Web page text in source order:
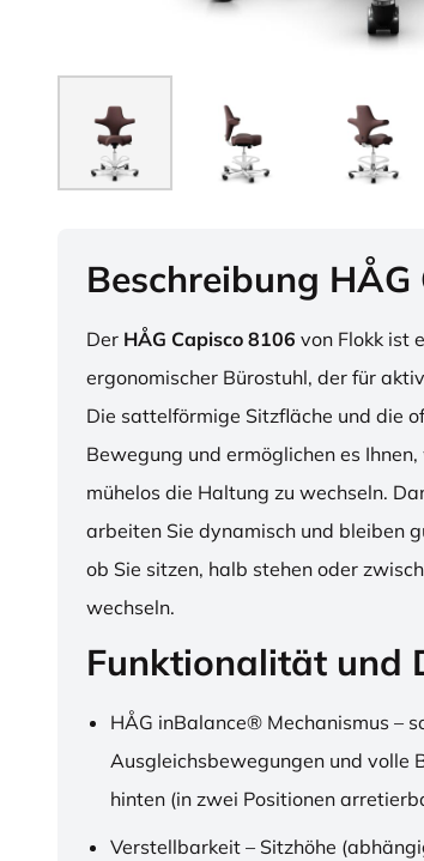
Beschreibung
Der HÅG Capisco 8106 von Flokk ist
ergonomischer Bürostuhl, der für
Die sattelförmige Sitzfläche und die
Bewegung und ermöglichen es
mühelos die Haltung zu wechseln.
arbeiten Sie dynamisch und bleiben
ob Sie sitzen, halb stehen oder
wechseln.
Funktionalität und
HÅG inBalance® Mechanismus –
Ausgleichsbewegungen und volle
hinten (in zwei Positionen
Verstellbarkeit – Sitzhöhe